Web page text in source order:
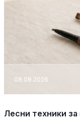
08.08.2026
Лесни техники